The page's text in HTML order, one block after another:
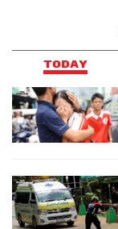
TODAY